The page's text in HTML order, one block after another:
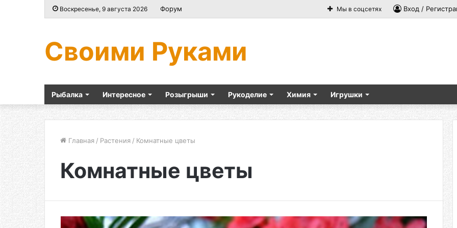
Воскресенье, 9 августа 2026 Форум Вход /
Мы в соцсетях
Своими Руками
Рыбалка Интересное Розыгрыши Рукоделие Химия Игрушки
Главная / Растения / Комнатные цветы
Комнатные цветы